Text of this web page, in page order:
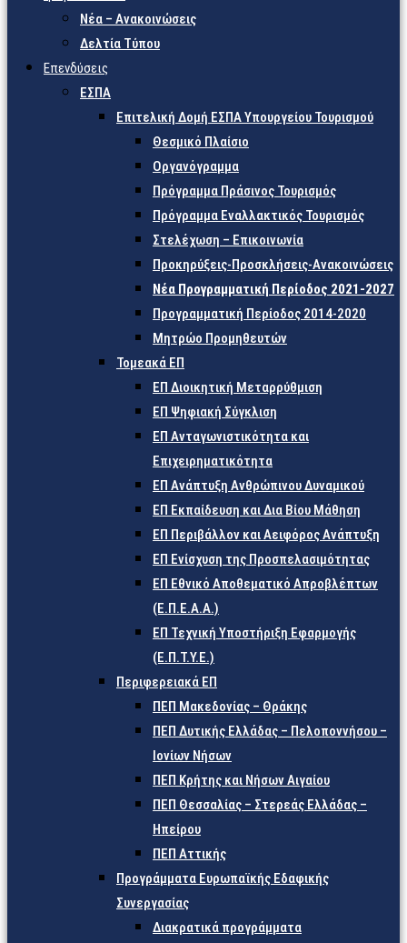
Νέα – Ανακοινώσεις
Δελτία Τύπου
Επενδύσεις
ΕΣΠΑ
Επιτελική Δομή ΕΣΠΑ Υπουργείου Τουρισμού
Θεσμικό Πλαίσιο
Οργανόγραμμα
Πρόγραμμα Πράσινος Τουρισμός
Πρόγραμμα Εναλλακτικός Τουρισμός
Στελέχωση – Επικοινωνία
Προκηρύξεις-Προσκλήσεις-Ανακοινώσεις
Νέα Προγραμματική Περίοδος 2021-2027
Προγραμματική Περίοδος 2014-2020
Μητρώο Προμηθευτών
Τομεακά ΕΠ
ΕΠ Διοικητική Μεταρρύθμιση
ΕΠ Ψηφιακή Σύγκλιση
ΕΠ Ανταγωνιστικότητα και
Επιχειρηματικότητα
ΕΠ Ανάπτυξη Ανθρώπινου Δυναμικού
ΕΠ Εκπαίδευση και Δια Βίου Μάθηση
ΕΠ Περιβάλλον και Αειφόρος Ανάπτυξη
ΕΠ Ενίσχυση της Προσπελασιμότητας
ΕΠ Εθνικό Αποθεματικό Απροβλέπτων
(Ε.Π.Ε.Α.Α.)
ΕΠ Τεχνική Υποστήριξη Εφαρμογής
(Ε.Π.Τ.Υ.Ε.)
Περιφερειακά ΕΠ
ΠΕΠ Μακεδονίας – Θράκης
ΠΕΠ Δυτικής Ελλάδας – Πελοποννήσου –
Ιονίων Νήσων
ΠΕΠ Κρήτης και Νήσων Αιγαίου
ΠΕΠ Θεσσαλίας – Στερεάς Ελλάδας –
Ηπείρου
ΠΕΠ Αττικής
Προγράμματα Ευρωπαϊκής Εδαφικής
Συνεργασίας
Διακρατικά προγράμματα